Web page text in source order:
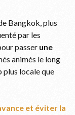
Bangkok, plus
par les
passer une
animés le long
plus locale que
et éviter la